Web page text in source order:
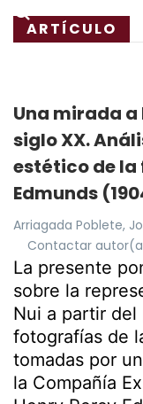
ARTÍCULO
Una mirada a
siglo XX.
estético de la
Edmunds
Arriagada Poblete,
Contactar
La presente
sobre la
Nui a partir del
fotografías de
tomadas por
la Compañía